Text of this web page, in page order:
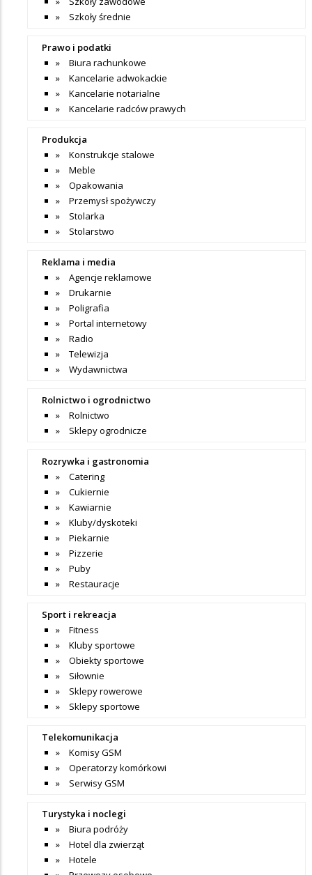
Szkoły średnie
Prawo i podatki
Biura rachunkowe
Kancelarie adwokackie
Kancelarie notarialne
Kancelarie radców prawych
Produkcja
Konstrukcje stalowe
Meble
Opakowania
Przemysł spożywczy
Stolarka
Stolarstwo
Reklama i media
Agencje reklamowe
Drukarnie
Poligrafia
Portal internetowy
Radio
Telewizja
Wydawnictwa
Rolnictwo i ogrodnictwo
Rolnictwo
Sklepy ogrodnicze
Rozrywka i gastronomia
Catering
Cukiernie
Kawiarnie
Kluby/dyskoteki
Piekarnie
Pizzerie
Puby
Restauracje
Sport i rekreacja
Fitness
Kluby sportowe
Obiekty sportowe
Siłownie
Sklepy rowerowe
Sklepy sportowe
Telekomunikacja
Komisy GSM
Operatorzy komórkowi
Serwisy GSM
Turystyka i noclegi
Biura podróży
Hotel dla zwierząt
Hotele